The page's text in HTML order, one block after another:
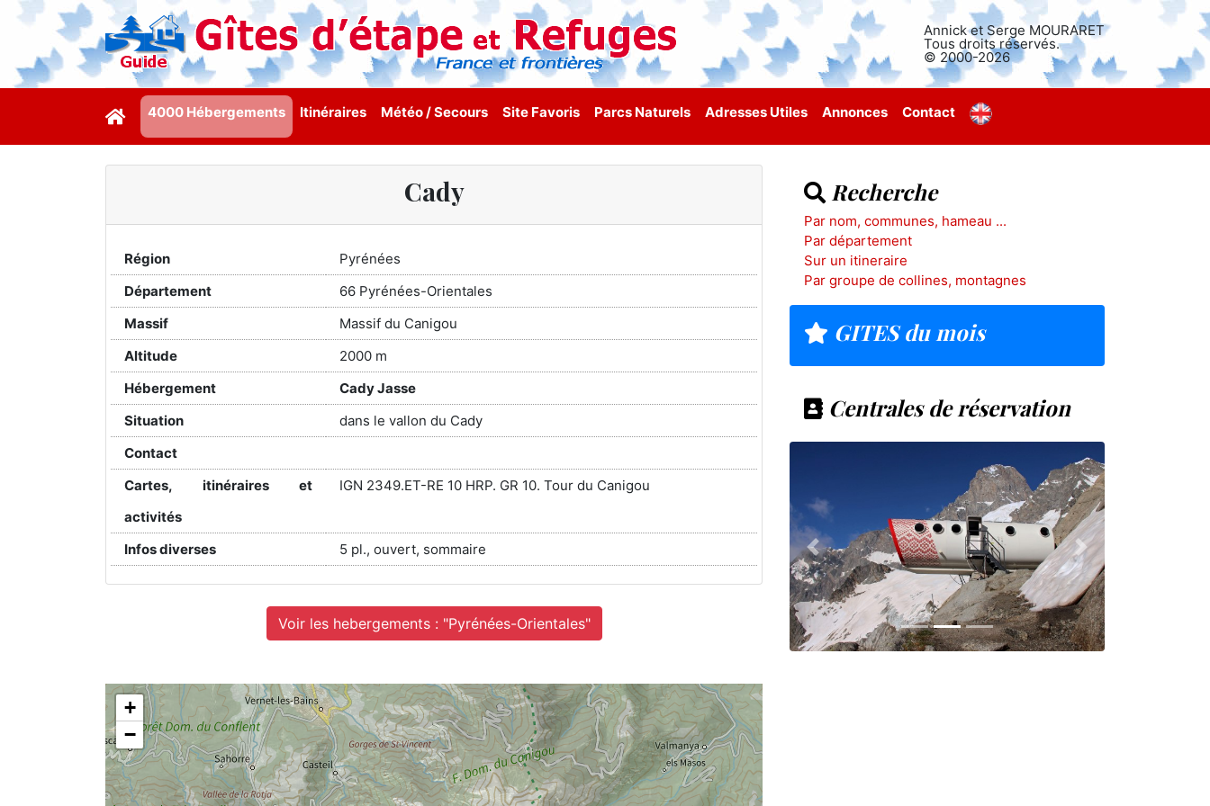
Annick et Serge MOURARET
Tous droits réservés.
© 2000-2026
4000 Hébergements Itinéraires Météo / Secours Site Favoris Parcs Naturels Adresses Utiles Annonces Contact
Cady
Région
Pyrénées
Département
66 Pyrénées-Orientales
Massif
Massif du Canigou
Altitude
2000 m
Hébergement
Cady Jasse
Situation
dans le vallon du Cady
Contact
Cartes, itinéraires et
activités
IGN 2349.ET-RE 10 HRP. GR 10. Tour du Canigou
Infos diverses 5 pl., ouvert, sommaire
Voir les hebergements : "Pyrénées-Orientales"
+
−
Recherche
Par nom, communes, hameau ...
Par département
Sur un itineraire
Par groupe de collines, montagnes
GITES du mois
Centrales de réservation